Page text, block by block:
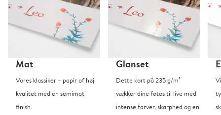
Mat
Vores klassiker – papir af høj
kvalitet med en semimat
finish.
Glanset
Dette kort på 235 g/m²
vækker dine fotos til live med
intense farver, skarphed og en